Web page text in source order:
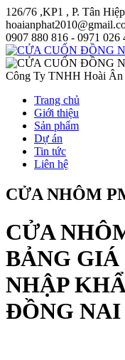
126/76 ,KP1 , P. Tân
0907 880 816 - 0971 026
Công Ty TNHH Hoài Ân
Trang chủ
Giới thiệu
Sản phẩm
Dự án
Tin tức
Liên hệ
CỬA NHÔM
CỬA
BẢNG
NHẬP
ĐỒNG NAI